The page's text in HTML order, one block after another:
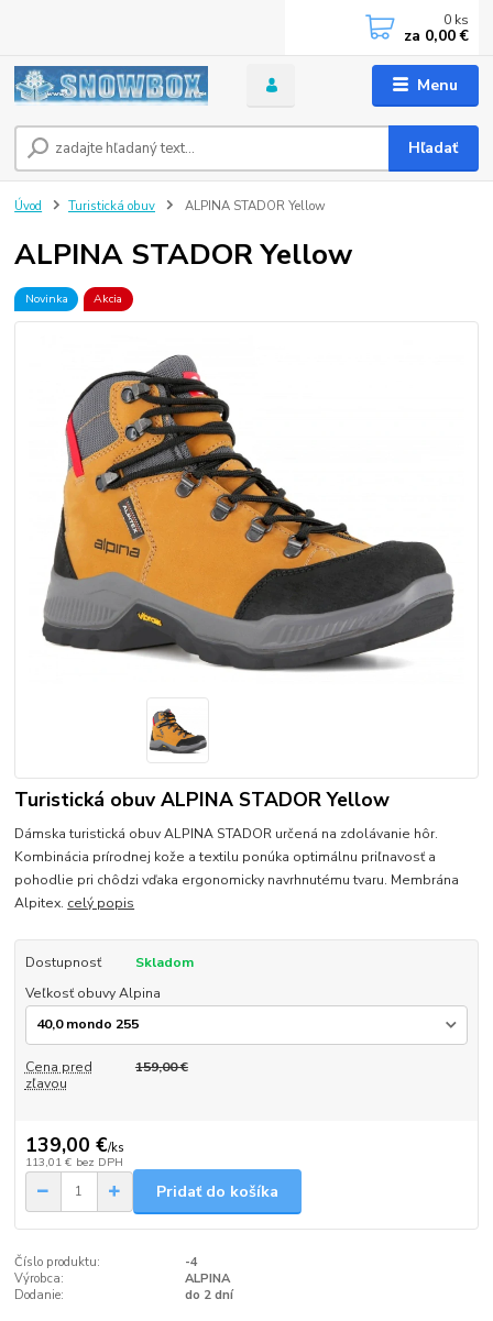
Menu
Hľadať
0 ks
za 0,00 €
Úvod Turistická obuv ALPINA STADOR Yellow
ALPINA STADOR Yellow
Novinka Akcia
Turistická obuv ALPINA STADOR Yellow
Dámska turistická obuv ALPINA STADOR určená na zdolávanie hôr.
Kombinácia prírodnej kože a textilu ponúka optimálnu priľnavosť a
pohodlie pri chôdzi vďaka ergonomicky navrhnutému tvaru. Membrána
Alpitex. celý popis
Dostupnosť
Skladom
Veľkosť obuvy Alpina
Cena pred
zľavou
159,00 €
139,00 €/ks
113,01 € bez DPH
Pridať do košíka
Číslo produktu:
-4
Výrobca:
ALPINA
Dodanie:
do 2 dní